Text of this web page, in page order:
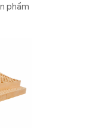
phẩm